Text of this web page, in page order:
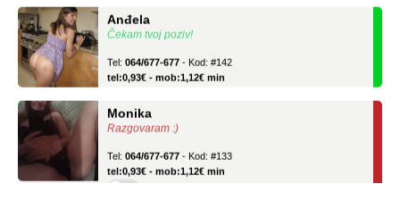
Čekam tvoj poziv!
tel:0,93€ - mob:1,12€ min
Razgovaram :)
tel:0,93€ - mob:1,12€ min
Obavijesti me kada se oslobodi